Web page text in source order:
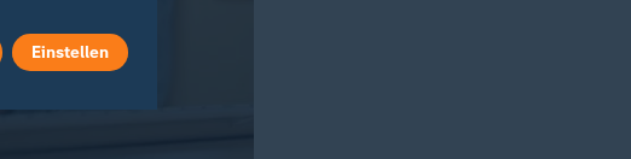
Einstellen